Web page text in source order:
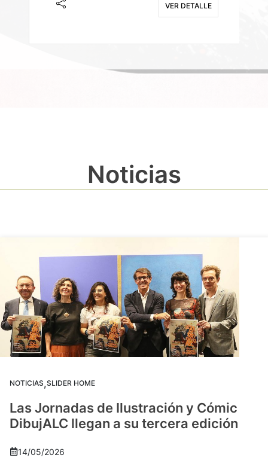
VER DETALLE
Noticias
NOTICIAS,SLIDER HOME
Las Jornadas de Ilustración y Cómic
DibujALC llegan a su tercera edición
14/05/2026